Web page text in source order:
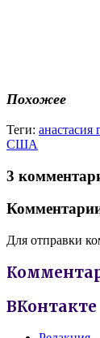
Похожее
Теги: анастасия
США
3
Для отправки
ВКонтакте